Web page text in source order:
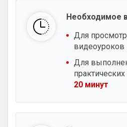
Необходимое
Для
видеоуроков
Для
20 минут